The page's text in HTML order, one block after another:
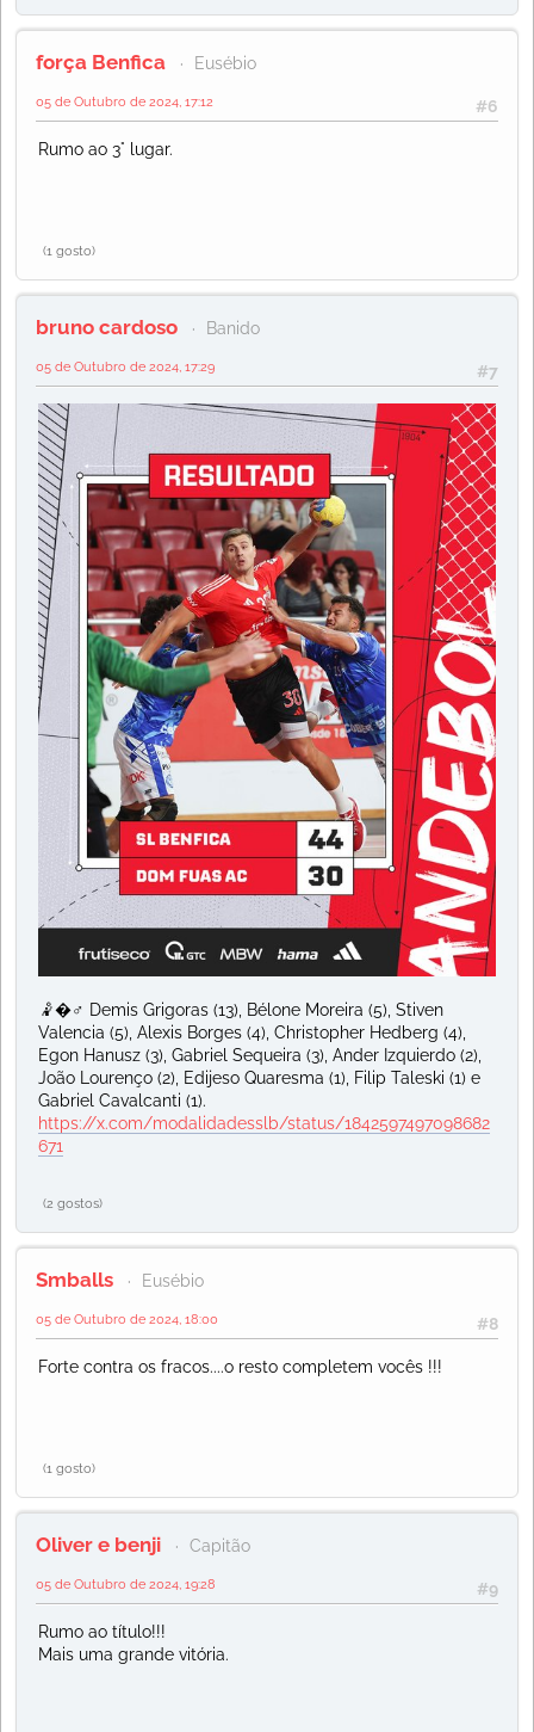
força Benfica Eusébio
#6
05 de Outubro de 2024, 17:12
Rumo ao 3° lugar.
(1 gosto)
bruno cardoso Banido
#7
05 de Outubro de 2024, 17:29
🤾�♂️ Demis Grigoras (13), Bélone Moreira (5), Stiven
Valencia (5), Alexis Borges (4), Christopher Hedberg (4),
Egon Hanusz (3), Gabriel Sequeira (3), Ander Izquierdo (2),
João Lourenço (2), Edijeso Quaresma (1), Filip Taleski (1) e
Gabriel Cavalcanti (1).
https://x.com/modalidadesslb/status/1842597497098682
671
(2 gostos)
Smballs Eusébio
#8
05 de Outubro de 2024, 18:00
Forte contra os fracos....o resto completem vocês !!!
(1 gosto)
Oliver e benji Capitão
#9
05 de Outubro de 2024, 19:28
Rumo ao título!!!
Mais uma grande vitória.